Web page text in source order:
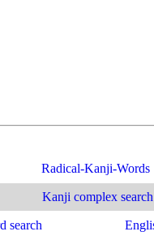
Radical-Kanji-Words
Kanji complex search
search